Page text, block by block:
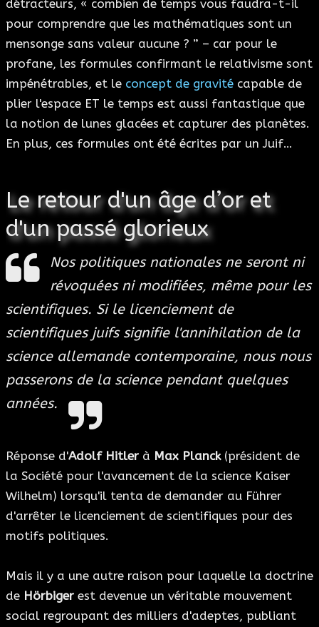
détracteurs, « combien de temps vous faudra-t-il
pour comprendre que les mathématiques sont un
mensonge sans valeur aucune ? ” – car pour le
profane, les formules confirmant le relativisme sont
impénétrables, et le concept de gravité capable de
plier l'espace ET le temps est aussi fantastique que
la notion de lunes glacées et capturer des planètes.
En plus, ces formules ont été écrites par un Juif…
Le retour d'un âge d’or et
d'un passé glorieux
Nos politiques nationales ne seront ni
révoquées ni modifiées, même pour les
scientifiques. Si le licenciement de
scientifiques juifs signifie l'annihilation de la
science allemande contemporaine, nous nous
passerons de la science pendant quelques
années.
Réponse d'Adolf Hitler à Max Planck(président de
la Société pour l'avancement de la science Kaiser
Wilhelm) lorsqu'il tenta de demander au Führer
d'arrêter le licenciement de scientifiques pour des
motifs politiques.
Mais il y a une autre raison pour laquelle la doctrine
de Hörbiger est devenue un véritable mouvement
social regroupant des milliers d'adeptes, publiant